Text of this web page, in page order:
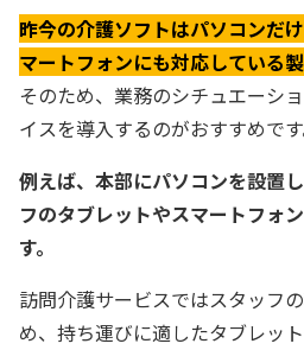
昨今の介護ソフトはパソコンだ
マートフォンにも対応している製
そのため、業務のシチュエーシ
イスを導入するのがおすすめです
例えば、本部にパソコンを設置
フのタブレットやスマートフォ
す。
訪問介護サービスではスタッフ
め、持ち運びに適したタブレッ